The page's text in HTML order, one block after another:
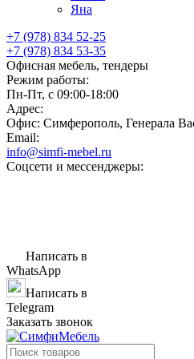
Яна
+7 (978) 834 52-25
+7 (978) 834 53-35
Офисная мебель, тендеры
Режим работы:
Пн-Пт, с 09:00-18:00
Адрес:
Офис: Симферополь, Генерала
Email:
info@simfi-mebel.ru
Соцсети и мессенджеры:
Написать в
WhatsApp
Написать в
Telegram
Заказать звонок